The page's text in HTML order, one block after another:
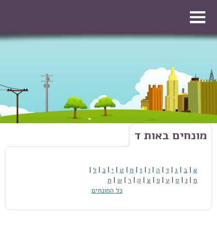
דילוג לתוכן העיקרי
מונחים באות ד
א | ב | ג | ד | ה | ו | ז | ח | ט | י | כ | ל |
מ | נ | ס | ע | פ | צ | ק | ר | ש | ת
כל המונחים